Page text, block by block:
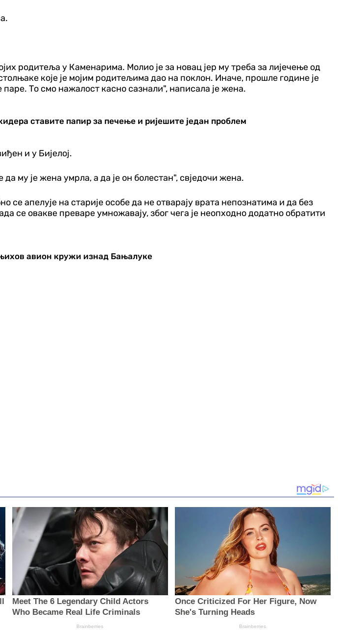
родитеља у Каменарима. Молио је за новац јер му треба за лијечење од
које је мојим родитељима дао на поклон. Иначе, прошле године је
То смо нажалост касно сазнали", написала је жена.
ставите папир за печење и ријешите један проблем
и у Бијелој.
му је жена умрла, а да је он болестан", свједочи жена.
се апелује на старије особе да не отварају врата непознатима и да без
се овакве преваре умножавају, због чега је неопходно додатно обратити
авион кружи изнад Бањалуке